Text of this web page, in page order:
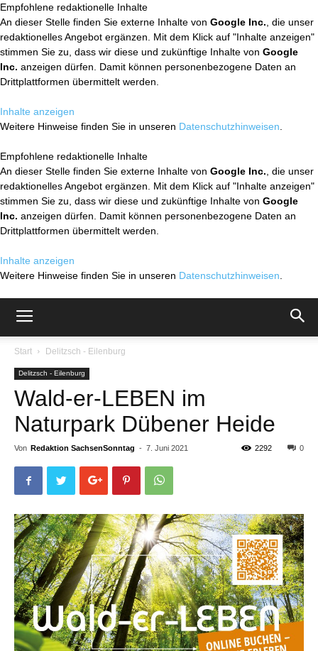
Empfohlene redaktionelle Inhalte
An dieser Stelle finden Sie externe Inhalte von Google Inc. , die unser
redaktionelles Angebot ergänzen. Mit dem Klick auf "Inhalte anzeigen"
stimmen Sie zu, dass wir diese und zukünftige Inhalte von Google
Inc. anzeigen dürfen. Damit können personenbezogene Daten an
Drittplattformen übermittelt werden.
Inhalte anzeigen
Weitere Hinweise finden Sie in unseren Datenschutzhinweisen
Empfohlene redaktionelle Inhalte
An dieser Stelle finden Sie externe Inhalte von Google Inc. , die unser
redaktionelles Angebot ergänzen. Mit dem Klick auf "Inhalte anzeigen"
stimmen Sie zu, dass wir diese und zukünftige Inhalte von Google
Inc. anzeigen dürfen. Damit können personenbezogene Daten an
Drittplattformen übermittelt werden.
Inhalte anzeigen
Weitere Hinweise finden Sie in unseren Datenschutzhinweisen
Start Delitzsch - Eilenburg
Delitzsch - Eilenburg
Wald-er-LEBEN im
Naturpark Dübener Heide
Von Redaktion SachsenSonntag - 7. Juni 2021 0
2292